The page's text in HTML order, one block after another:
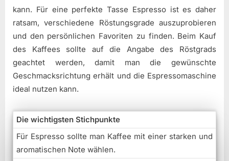
kann. Für eine perfekte Tasse Espresso ist es daher
ratsam, verschiedene Röstungsgrade auszuprobieren
und den persönlichen Favoriten zu finden. Beim Kauf
des Kaffees sollte auf die Angabe des Röstgrads
geachtet werden, damit man die gewünschte
Geschmacksrichtung erhält und die Espressomaschine
ideal nutzen kann.
Die wichtigsten Stichpunkte
Für Espresso sollte man Kaffee mit einer starken und
aromatischen Note wählen.